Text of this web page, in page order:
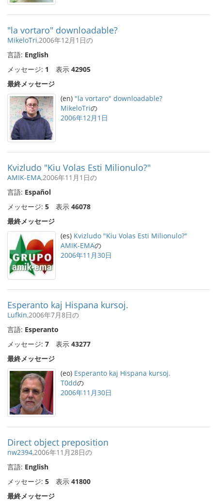
"la vortaro" downloadable?
MikeloTri,2006年12月1日の
言語: English
メッセージ: 1 表示 42905
最終メッセージ
(en) "la vortaro" downloadable?
MikeloTriの
2006年12月1日
Kvizludo "Kiu Volas Esti Milionulo?"
AMIK-EMA,2006年11月1日の
言語: Español
メッセージ: 5 表示 46078
最終メッセージ
(es) Kvizludo "Kiu Volas Esti Milionulo?"
AMIK-EMAの
2006年11月30日
Esperanto kaj Hispana kursoj.
Lufkin,2006年7月8日の
言語: Esperanto
メッセージ: 7 表示 43277
最終メッセージ
(eo) Esperanto kaj Hispana kursoj.
T0ddの
2006年11月30日
Direct object preposition
nw2394,2006年11月28日の
言語: English
メッセージ: 5 表示 41800
最終メッセージ